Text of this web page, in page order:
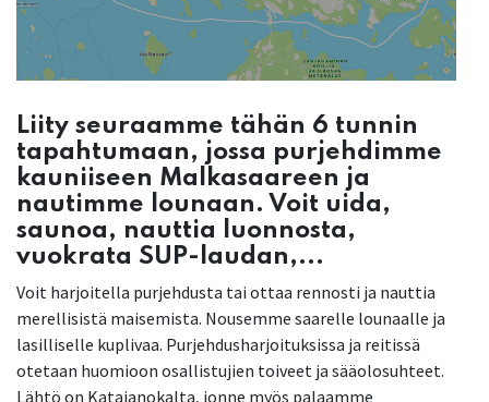
Liity seuraamme tähän 6 tunnin
tapahtumaan, jossa purjehdimme
kauniiseen Malkasaareen ja
nautimme lounaan. Voit uida,
saunoa, nauttia luonnosta,
vuokrata SUP-laudan,...
Voit harjoitella purjehdusta tai ottaa rennosti ja nauttia
merellisistä maisemista. Nousemme saarelle lounaalle ja
lasilliselle kuplivaa. Purjehdusharjoituksissa ja reitissä
otetaan huomioon osallistujien toiveet ja sääolosuhteet.
Lähtö on Katajanokalta, jonne myös palaamme